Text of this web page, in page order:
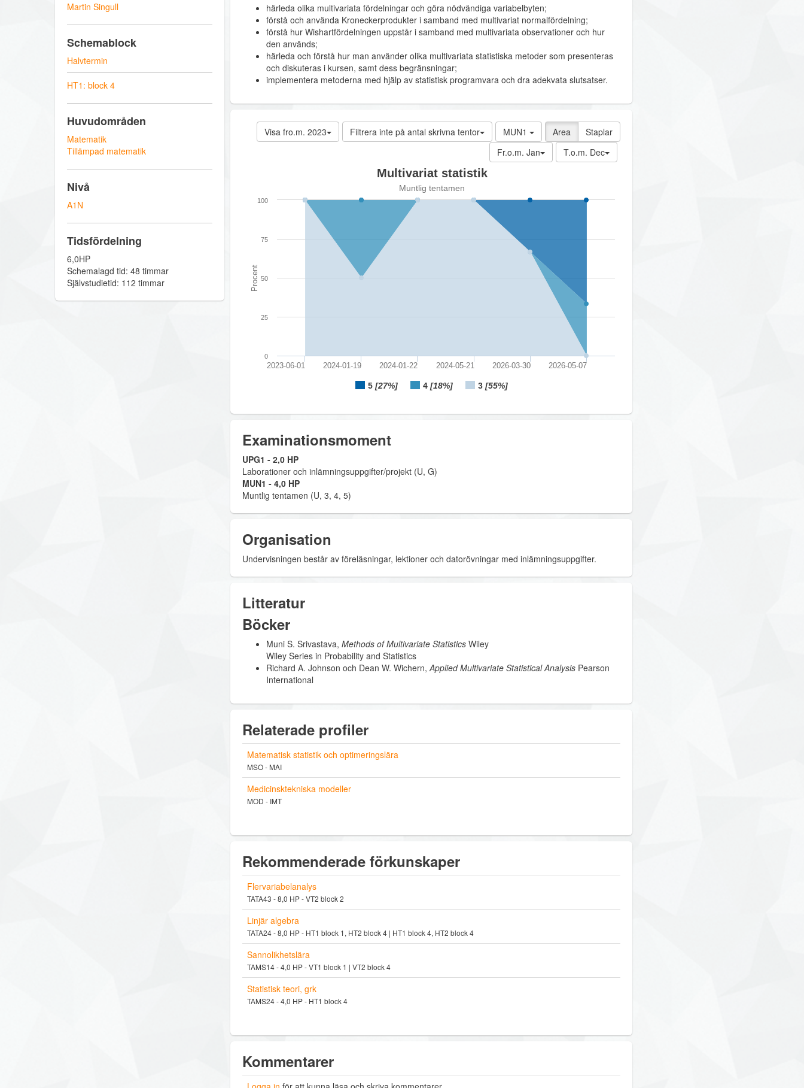
Martin Singull
Schemablock
Halvtermin
HT1: block 4
Huvudområden
Matematik
Tillämpad matematik
Nivå
A1N
Tidsfördelning
6,0HP
Schemalagd tid: 48 timmar
Självstudietid: 112 timmar
härleda olika multivariata fördelningar och göra nödvändiga variabelbyten;
förstå och använda Kroneckerprodukter i samband med multivariat normalfördelning;
förstå hur Wishartfördelningen uppstår i samband med multivariata observationer och hur
den används;
härleda och förstå hur man använder olika multivariata statistiska metoder som presenteras
och diskuteras i kursen, samt dess begränsningar;
implementera metoderna med hjälp av statistisk programvara och dra adekvata slutsatser.
Area Staplar
MUN1
Filtrera inte på antal skrivna tentor
Visa fro.m. 2023
T.o.m. Dec
Fr.o.m. Jan
Procent
Multivariat statistik
Muntlig tentamen
5 [27%] 4 [18%] 3 [55%]
2023-06-01 2024-01-19 2024-01-22 2024-05-21 2026-03-30 2026-05-07
0
25
50
75
100
Examinationsmoment
UPG1 - 2,0 HP
Laborationer och inlämningsuppgifter/projekt (U, G)
MUN1 - 4,0 HP
Muntlig tentamen (U, 3, 4, 5)
Organisation
Undervisningen består av föreläsningar, lektioner och datorövningar med inlämningsuppgifter.
Litteratur
Böcker
Muni S. Srivastava, Methods of Multivariate StatisticsWiley
Wiley Series in Probability and Statistics
Richard A. Johnson och Dean W. Wichern,Applied Multivariate Statistical AnalysisPearson
International
Relaterade profiler
Matematisk statistik och optimeringslära
MSO - MAI
Medicinsktekniska modeller
MOD - IMT
Rekommenderade förkunskaper
Flervariabelanalys
TATA43 - 8,0 HP - VT2 block 2
Linjär algebra
TATA24 - 8,0 HP - HT1 block 1, HT2 block 4 | HT1 block 4, HT2 block 4
Sannolikhetslära
TAMS14 - 4,0 HP - VT1 block 1 | VT2 block 4
Statistisk teori, grk
TAMS24 - 4,0 HP - HT1 block 4
Kommentarer